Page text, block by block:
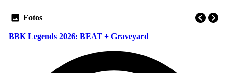
Fotos
BBK Legends 2026: BEAT + Graveyard